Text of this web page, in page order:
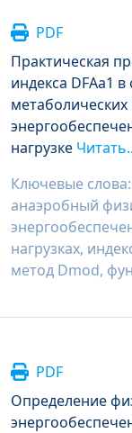
PDF
Практическая
индекса DFAa1
нагрузке
Ключевые
анаэробный
нагрузках,
метод Dmod,
PDF
Определение